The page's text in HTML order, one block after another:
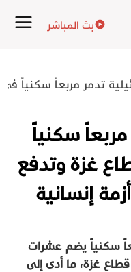
بث المباشر
تدمر مربعاً سكنياً
مربعاً سكنياً
غزة وتدفع
إنسانية
سكنياً يضم عشرات
غزة، ما أدى إلى